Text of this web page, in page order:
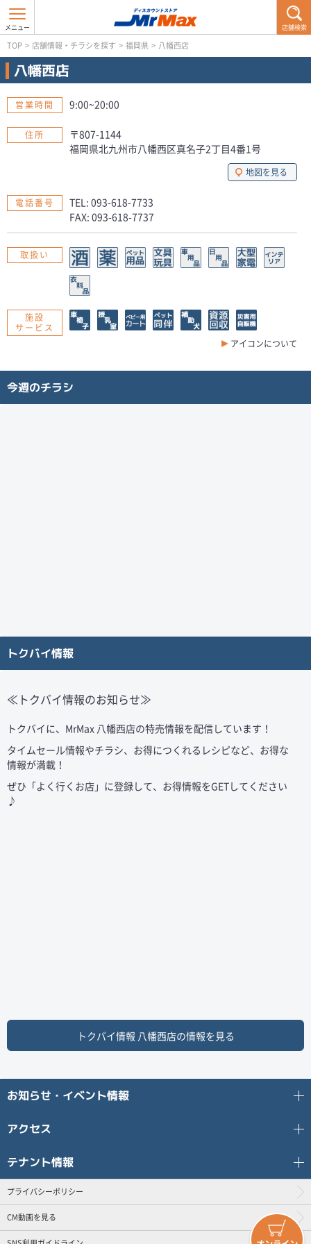
店舗検索
TOP > 店舗情報・チラシを探す > 福岡県 > 八幡西店
八幡西店
営業時間 9:00~20:00
住所
〒807-1144
福岡県北九州市八幡西区真名子2丁目4番1号
地図を見る
電話番号
TEL: 093-618-7733
FAX: 093-618-7737
取扱い
施設
サービス
アイコンについて
今週のチラシ
トクバイ情報
≪トクバイ情報のお知らせ≫
トクバイに、MrMax 八幡西店の特売情報を配信しています！
タイムセール情報やチラシ、お得につくれるレシピなど、お得な
情報が満載！
ぜひ「よく行くお店」に登録して、お得情報をGETしてください
♪
トクバイ情報 八幡西店の情報を見る
お知らせ・イベント情報
アクセス
テナント情報
プライバシーポリシー
CM動画を見る